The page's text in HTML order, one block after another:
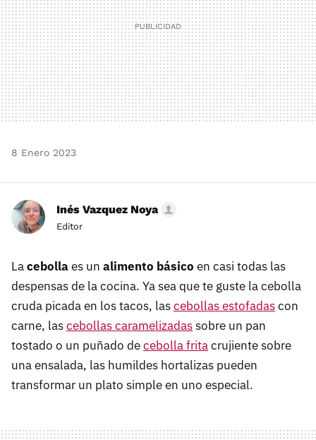
8 Enero 2023
Inés Vazquez Noya
Editor
Lacebollaes un alimento básico en casi todas las
despensas de la cocina. Ya sea que te guste la cebolla
cruda picada en los tacos, lascebollas estofadascon
carne, lascebollas caramelizadassobre un pan
tostado o un puñado decebolla fritacrujiente sobre
una ensalada, las humildes hortalizas pueden
transformar un plato simple en uno especial.